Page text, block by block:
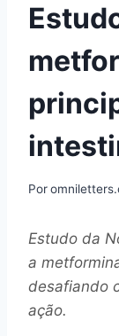
Por
Estudo da
a
desafiando
ação.